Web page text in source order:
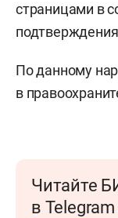
страницами в
По данному
в
Читайте
в Telegram